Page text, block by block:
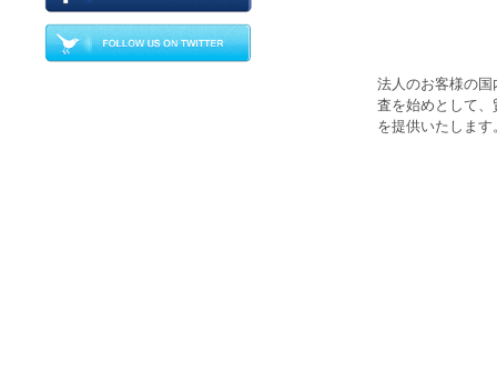
法人のお客様の国
査を始めとして、
を提供いたします